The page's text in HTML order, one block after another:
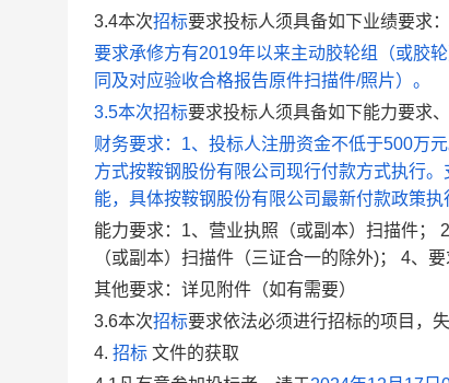
3.4本次招标要求投标人须具备如下业绩要求：
要求承修方有2019年以来主动胶轮组（或胶
同及对应验收合格报告原件扫描件/照片）。
3.5本次招标要求投标人须具备如下能力要求
财务要求：1、投标人注册资金不低于500万
方式按鞍钢股份有限公司现行付款方式执行
能，具体按鞍钢股份有限公司最新付款政策执
能力要求：1、营业执照（或副本）扫描件；
（或副本）扫描件（三证合一的除外)； 4、
其他要求：详见附件（如有需要）
3.6本次招标要求依法必须进行招标的项目，
4. 招标 文件的获取